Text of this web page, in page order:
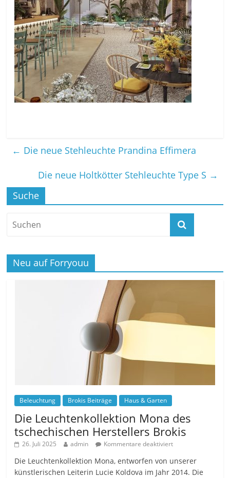
← Die neue Stehleuchte Prandina Effimera
Die neue Holtkötter Stehleuchte Type S →
Suche
Neu auf Forryouu
Beleuchtung Brokis Beiträge Haus & Garten
Die Leuchtenkollektion Mona des
tschechischen Herstellers Brokis
26. Juli 2025 admin Kommentare deaktiviert
Die Leuchtenkollektion Mona, entworfen von unserer
künstlerischen Leiterin Lucie Koldova im Jahr 2014. Die